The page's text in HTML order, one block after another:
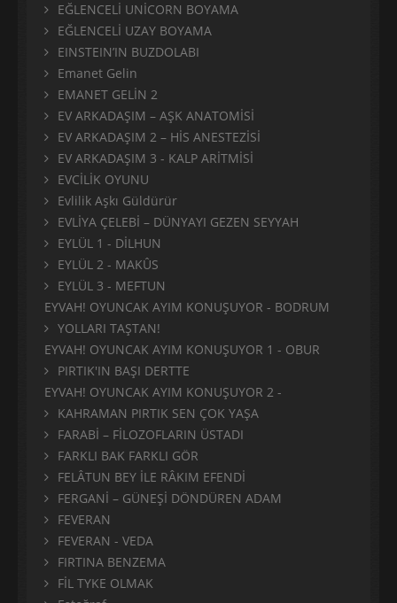
EĞLENCELİ UNİCORN BOYAMA
EĞLENCELİ UZAY BOYAMA
EINSTEIN’IN BUZDOLABI
Emanet Gelin
EMANET GELİN 2
EV ARKADAŞIM – AŞK ANATOMİSİ
EV ARKADAŞIM 2 – HİS ANESTEZİSİ
EV ARKADAŞIM 3 - KALP ARİTMİSİ
EVCİLİK OYUNU
Evlilik Aşkı Güldürür
EVLİYA ÇELEBİ – DÜNYAYI GEZEN SEYYAH
EYLÜL 1 - DİLHUN
EYLÜL 2 - MAKÛS
EYLÜL 3 - MEFTUN
EYVAH! OYUNCAK AYIM KONUŞUYOR - BODRUM
YOLLARI TAŞTAN!
EYVAH! OYUNCAK AYIM KONUŞUYOR 1 - OBUR
PIRTIK'IN BAŞI DERTTE
EYVAH! OYUNCAK AYIM KONUŞUYOR 2 -
KAHRAMAN PIRTIK SEN ÇOK YAŞA
FARABİ – FİLOZOFLARIN ÜSTADI
FARKLI BAK FARKLI GÖR
FELÂTUN BEY İLE RÂKIM EFENDİ
FERGANİ – GÜNEŞİ DÖNDÜREN ADAM
FEVERAN
FEVERAN - VEDA
FIRTINA BENZEMA
FİL TYKE OLMAK